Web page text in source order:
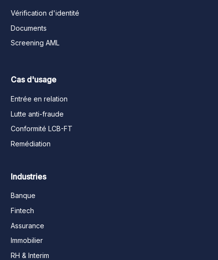
Vérification d'identité
Documents
Screening AML
Cas d'usage
Entrée en relation
Lutte anti-fraude
Conformité LCB-FT
Remédiation
Industries
Banque
Fintech
Assurance
Immobilier
RH & Interim